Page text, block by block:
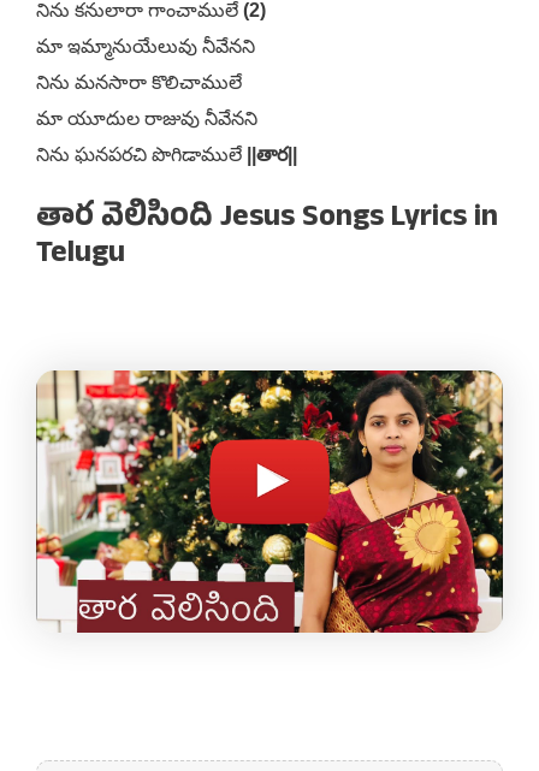
నిను కనులారా గాంచాములే(2)
మా ఇమ్మానుయేలువు నీవేనని
నిను మనసారా కొలిచాములే
మా యూదుల రాజువు నీవేనని
నిను ఘనపరచి పొగిడాములే
||తార||
తార వెలిసింది Jesus Songs Lyrics in
Telugu